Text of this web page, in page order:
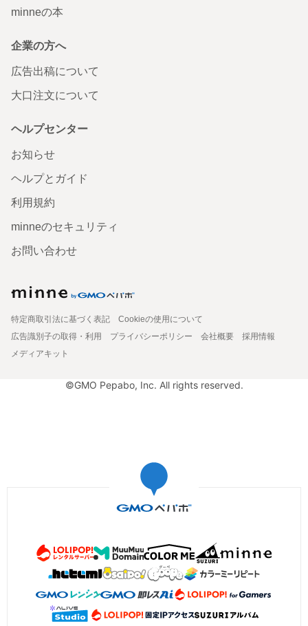
minneの本
企業の方へ
広告出稿について
大口注文について
ヘルプセンター
お知らせ
ヘルプとガイド
利用規約
minneのセキュリティ
お問い合わせ
特定商取引法に基づく表記
Cookieの使用について
広告識別子の取得・利用
プライバシーポリシー 会社概要
採用情報
メディアキット
©GMO Pepabo, Inc. All rights reserved.